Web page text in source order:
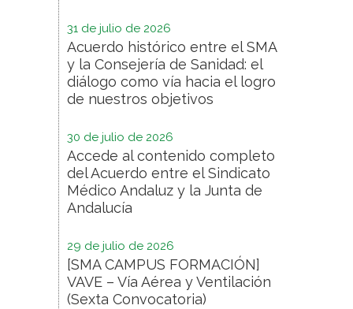
31 de julio de 2026
Acuerdo histórico entre el SMA
y la Consejería de Sanidad: el
diálogo como vía hacia el logro
de nuestros objetivos
30 de julio de 2026
Accede al contenido completo
del Acuerdo entre el Sindicato
Médico Andaluz y la Junta de
Andalucía
29 de julio de 2026
[SMA CAMPUS FORMACIÓN]
VAVE – Vía Aérea y Ventilación
(Sexta Convocatoria)